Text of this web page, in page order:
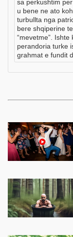
sa perkushtim
u bene ne ato
turbullta nga
bere shqiperine te
“mevetme”. Ishte
perandoria turke
grahmat e fundit